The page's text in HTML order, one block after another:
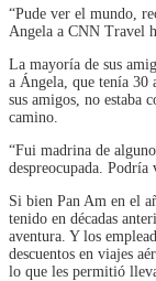
“Pude ver el mundo,
Angela a CNN Travel
La mayoría de sus
a Ángela, que tenía 30
sus amigos, no estaba
camino.
“Fui madrina de
despreocupada. Podría
Si bien Pan Am en el
tenido en décadas
aventura. Y los
descuentos en viajes
lo que les permitió